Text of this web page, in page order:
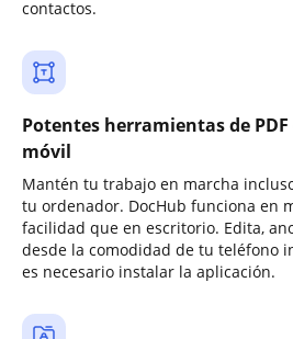
contactos.
Potentes herramientas de
móvil
Mantén tu trabajo en marcha
tu ordenador. DocHub funciona en
facilidad que en escritorio. Edita,
desde la comodidad de tu teléfono
es necesario instalar la aplicación.